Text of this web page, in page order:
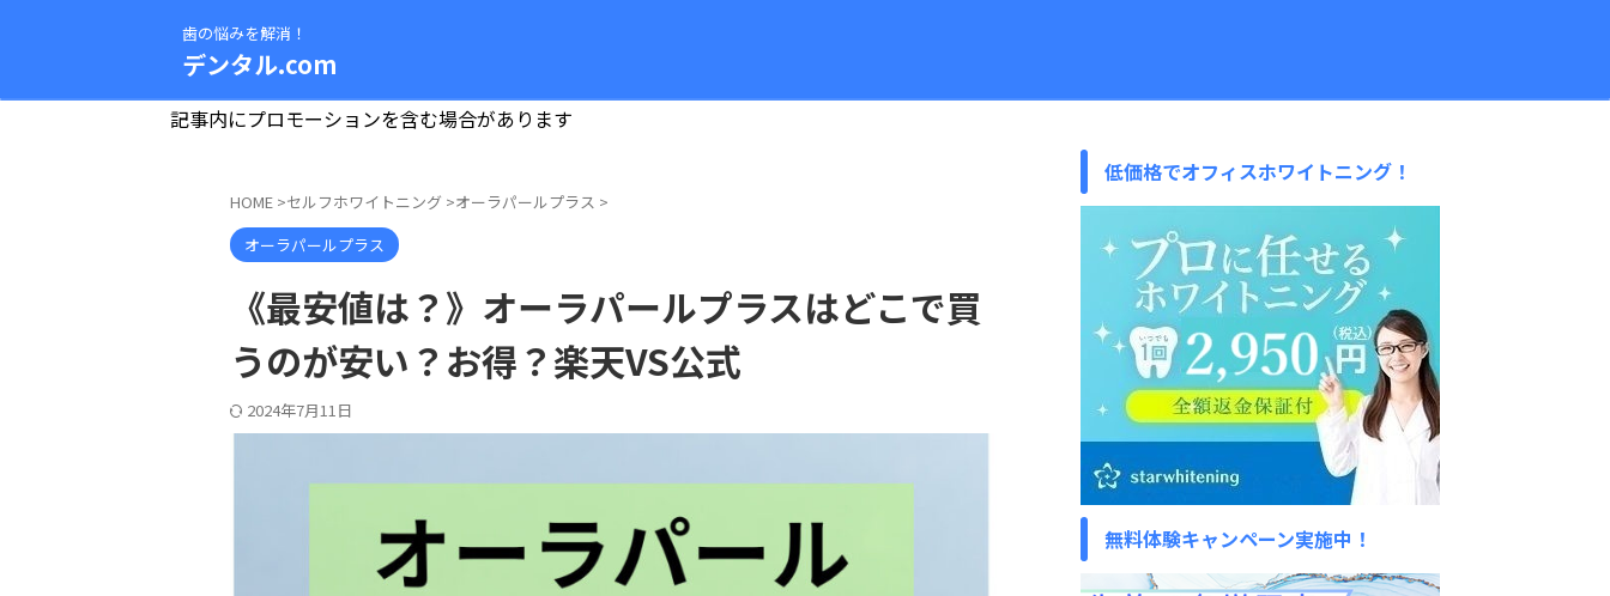
歯の悩みを解消！
デンタル.com
記事内にプロモーションを含む場合があります
HOME >セルフホワイトニング >オーラパールプラス >
オーラパールプラス
《最安値は？》オーラパールプラスはどこで買
うのが安い？お得？楽天VS公式
2024年7月11日
低価格でオフィスホワイトニング！
無料体験キャンペーン実施中！